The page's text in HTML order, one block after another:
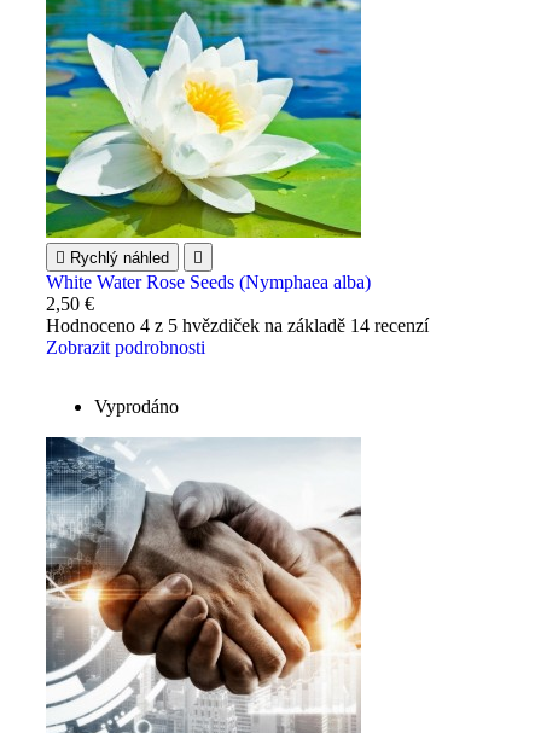
 Rychlý náhled 
White Water Rose Seeds (Nymphaea alba)
2,50 €
Hodnoceno4 z 5 hvězdiček na základě 14 recenzí
Zobrazit podrobnosti
Vyprodáno